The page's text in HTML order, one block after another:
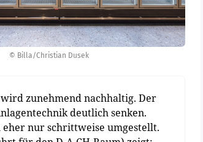
© Billa/Christian Dusek
zunehmend nachhaltig. Der
deutlich senken.
nur schrittweise umgestellt.